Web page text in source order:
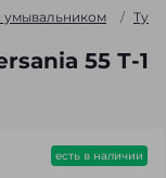
умывальником
55 Т-1
есть в наличии